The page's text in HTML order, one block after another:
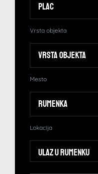
Vrsta objekta
Mesto
Lokacija
Ulaz u Rumenku